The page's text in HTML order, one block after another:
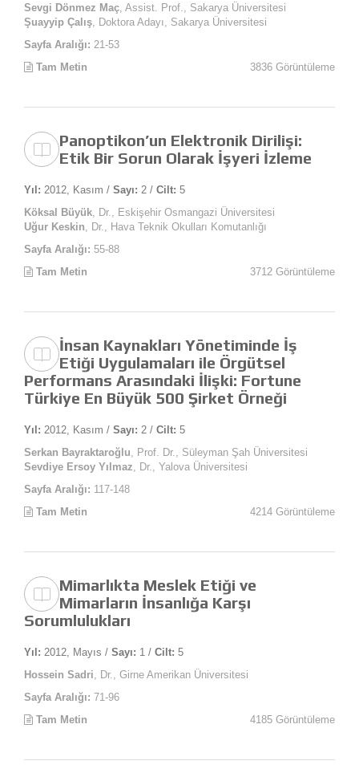
Sevgi Dönmez Maç , Assist. Prof., Sakarya Üniversitesi
Şuayyip Çalış , Doktora Adayı, Sakarya Üniversitesi
Sayfa Aralığı: 21-53
Tam Metin
3836 Görüntüleme
Panoptikon’un Elektronik Dirilişi:
Etik Bir Sorun Olarak İşyeri İzleme
Yıl: 2012, Kasım / Sayı: 2 / Cilt: 5
Köksal Büyük , Dr., Eskişehir Osmangazi Üniversitesi
Uğur Keskin , Dr., Hava Teknik Okulları Komutanlığı
Sayfa Aralığı: 55-88
Tam Metin
3712 Görüntüleme
İnsan Kaynakları Yönetiminde İş
Etiği Uygulamaları ile Örgütsel
Performans Arasındaki İlişki: Fortune
Türkiye En Büyük 500 Şirket Örneği
Yıl: 2012, Kasım / Sayı: 2 / Cilt: 5
Serkan Bayraktaroğlu , Prof. Dr., Süleyman Şah Üniversitesi
Sevdiye Ersoy Yılmaz , Dr., Yalova Üniversitesi
Sayfa Aralığı: 117-148
Tam Metin
4214 Görüntüleme
Mimarlıkta Meslek Etiği ve
Mimarların İnsanlığa Karşı
Sorumlulukları
Yıl: 2012, Mayıs / Sayı: 1 / Cilt: 5
Hossein Sadri , Dr., Girne Amerikan Üniversitesi
Sayfa Aralığı: 71-96
Tam Metin
4185 Görüntüleme